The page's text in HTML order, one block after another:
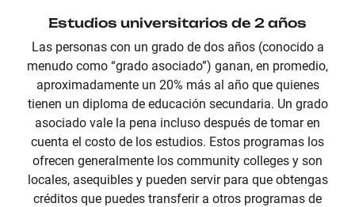
Estudios universitarios de 2 años
Las personas con un grado de dos años (conocido a
menudo como “grado asociado”) ganan, en promedio,
aproximadamente un 20% más al año que quienes
tienen un diploma de educación secundaria. Un grado
asociado vale la pena incluso después de tomar en
cuenta el costo de los estudios. Estos programas los
ofrecen generalmente los community colleges y son
locales, asequibles y pueden servir para que obtengas
créditos que puedes transferir a otros programas de